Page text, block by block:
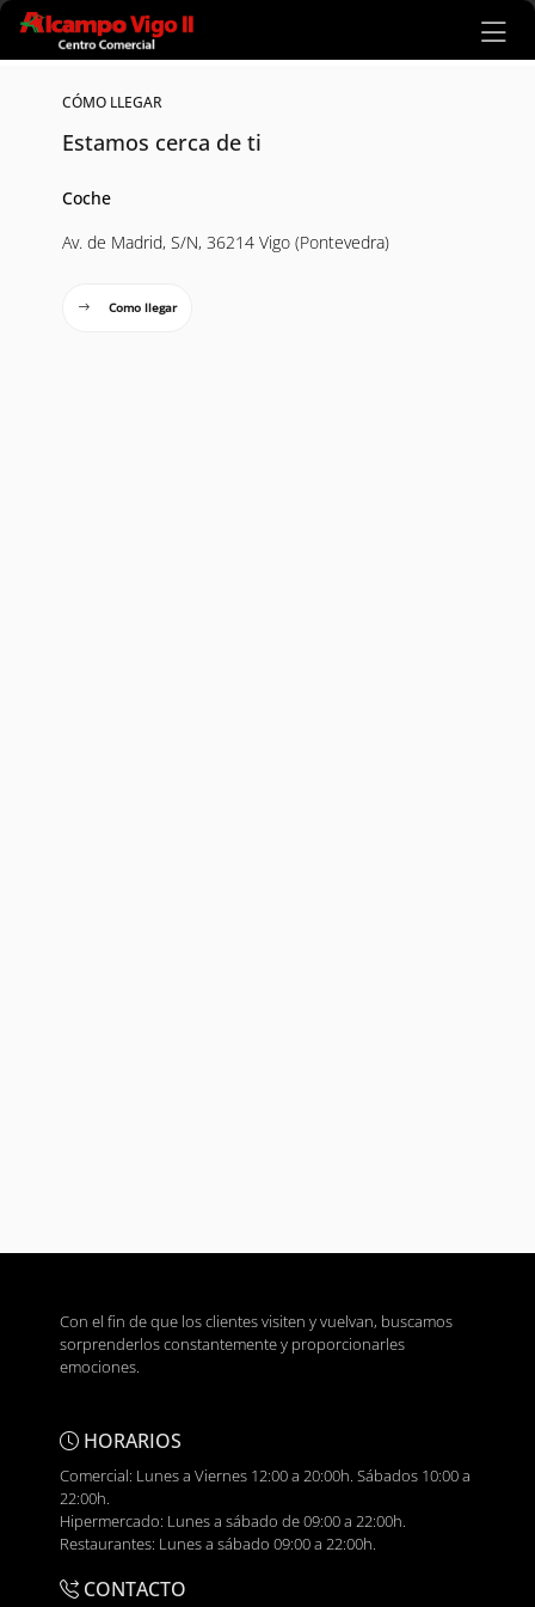
Ir al contenido principal
CÓMO LLEGAR
Estamos cerca de ti
Coche
Av. de Madrid, S/N, 36214 Vigo (Pontevedra)
Como llegar
Con el fin de que los clientes visiten y vuelvan, buscamos
sorprenderlos constantemente y proporcionarles
emociones.
HORARIOS
Comercial: Lunes a Viernes 12:00 a 20:00h. Sábados 10:00 a
22:00h.
Hipermercado: Lunes a sábado de 09:00 a 22:00h.
Restaurantes: Lunes a sábado 09:00 a 22:00h.
CONTACTO